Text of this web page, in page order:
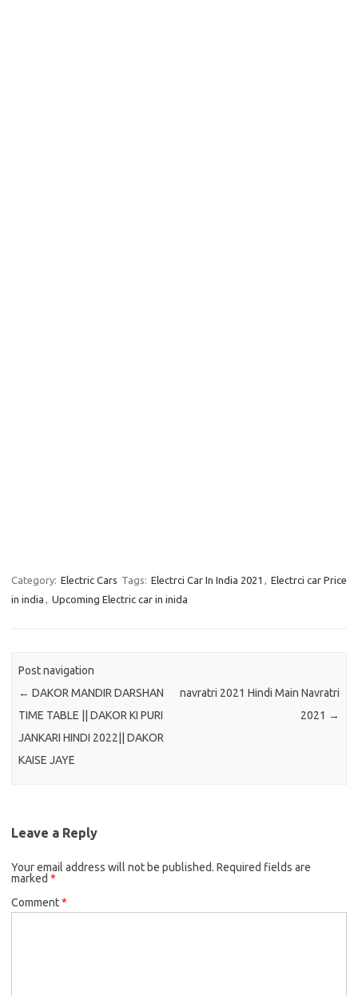
Category: Electric Cars Tags: Electrci Car In India 2021 , Electrci car Price
in india , Upcoming Electric car in inida
Post navigation
← DAKOR MANDIR DARSHAN
TIME TABLE || DAKOR KI PURI
JANKARI HINDI 2022|| DAKOR
KAISE JAYE
navratri 2021 Hindi Main Navratri
2021 →
Leave a Reply
Your email address will not be published. Required fields are
marked *
Comment*